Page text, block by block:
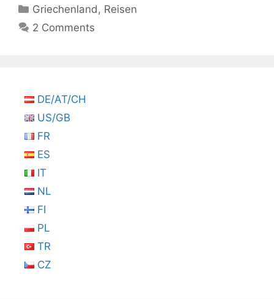
Kategorien
Griechenland, Reisen
2 Comments
DE/AT/CH
US/GB
FR
ES
IT
NL
FI
PL
TR
CZ